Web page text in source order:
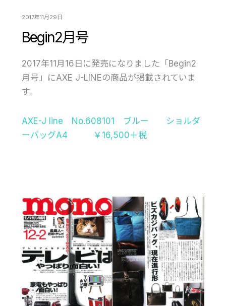
2017年11月29日
Begin2月号
2017年11月16日に発売になりました「Begin2
月号」にAXE J-LINEの商品が掲載されていま
す。
AXE-J line No.608101 ブルー ショルダ
ーバッグA4 ￥16,500＋税